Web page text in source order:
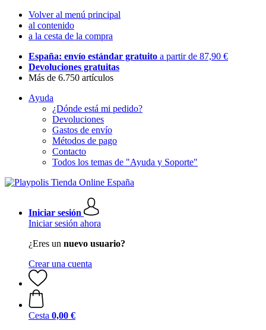
Volver al menú principal
al contenido
a la cesta de la compra
España: envío estándar gratuito a partir de 87,90 €
Devoluciones gratuitas
Más de 6.750 artículos
Ayuda
¿Dónde está mi pedido?
Devoluciones
Gastos de envío
Métodos de pago
Contacto
Todos los temas de "Ayuda y Soporte"
Iniciar sesión
Iniciar sesión ahora
¿Eres un nuevo usuario?
Crear una cuenta
Cesta 0,00 €